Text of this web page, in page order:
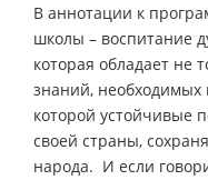
В аннотации к
школы – воспитание
которая обладает не
знаний, необходимых
которой устойчивые
своей страны,
народа. И если